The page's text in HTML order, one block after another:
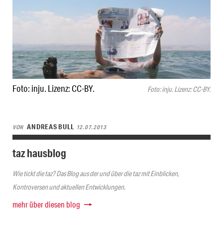
Foto: inju. Lizenz: CC-BY. Foto: inju. Lizenz: CC-BY.
VON ANDREAS BULL 12.07.2013
taz hausblog
Wie tickt die taz? Das Blog aus der und über die taz mit Einblicken,
Kontroversen und aktuellen Entwicklungen.
mehr über diesen blog